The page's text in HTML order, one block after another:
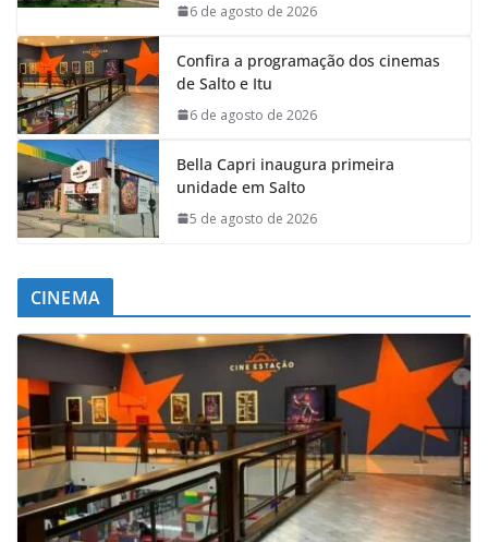
6 de agosto de 2026
Confira a programação dos cinemas
de Salto e Itu
6 de agosto de 2026
Bella Capri inaugura primeira
unidade em Salto
5 de agosto de 2026
CINEMA